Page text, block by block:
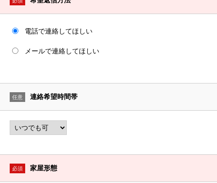
電話で連絡してほしい
メールで連絡してほしい
任意 連絡希望時間帯
必須 家屋形態